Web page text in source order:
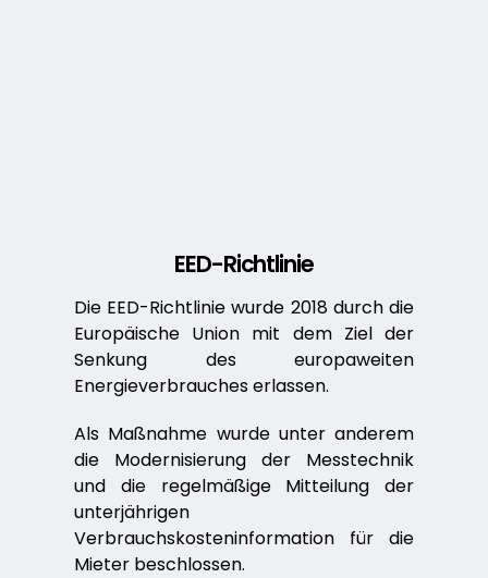
EED-Richtlinie
Die EED-Richtlinie wurde 2018 durch die
Europäische Union mit dem Ziel der
Senkung des europaweiten
Energieverbrauches erlassen.
Als Maßnahme wurde unter anderem
die Modernisierung der Messtechnik
und die regelmäßige Mitteilung der
unterjährigen
Verbrauchskosteninformation für die
Mieter beschlossen.